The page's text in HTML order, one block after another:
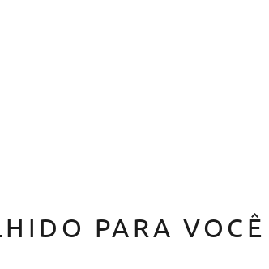
PARA VOCÊ